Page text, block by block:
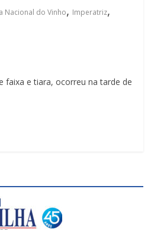
Nacional do Vinho, Imperatriz,
faixa e tiara, ocorreu na tarde de